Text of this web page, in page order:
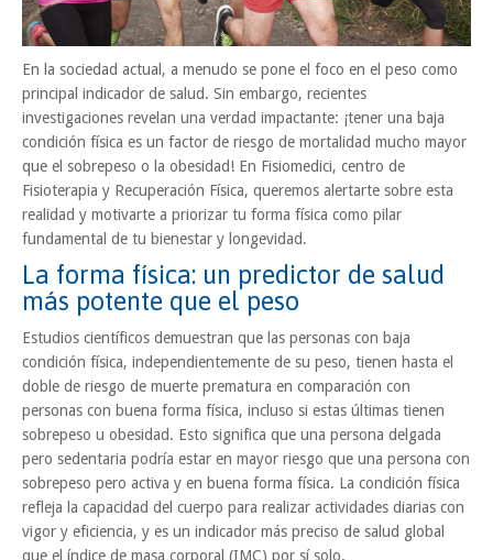
En la sociedad actual, a menudo se pone el foco en el peso como
principal indicador de salud. Sin embargo, recientes
investigaciones revelan una verdad impactante: ¡tener una baja
condición física es un factor de riesgo de mortalidad mucho mayor
que el sobrepeso o la obesidad! En Fisiomedici, centro de
Fisioterapia y Recuperación Física, queremos alertarte sobre esta
realidad y motivarte a priorizar tu forma física como pilar
fundamental de tu bienestar y longevidad.
La forma física: un predictor de salud
más potente que el peso
Estudios científicos demuestran que las personas con baja
condición física, independientemente de su peso, tienen hasta el
doble de riesgo de muerte prematura en comparación con
personas con buena forma física, incluso si estas últimas tienen
sobrepeso u obesidad. Esto significa que una persona delgada
pero sedentaria podría estar en mayor riesgo que una persona con
sobrepeso pero activa y en buena forma física. La condición física
refleja la capacidad del cuerpo para realizar actividades diarias con
vigor y eficiencia, y es un indicador más preciso de salud global
que el índice de masa corporal (IMC) por sí solo.